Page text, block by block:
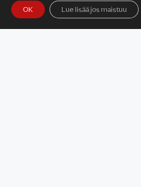
OK Lue lisää jos maistuu